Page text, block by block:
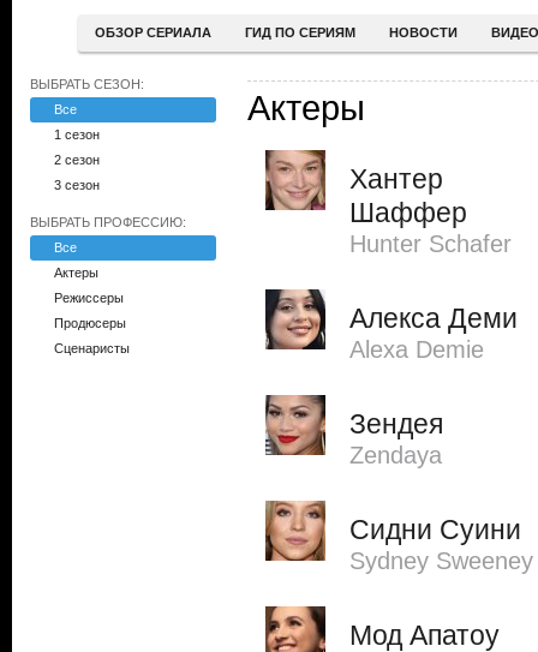
ОБЗОР СЕРИАЛА ГИД ПО СЕРИЯМ НОВОСТИ ВИДЕО
ВЫБРАТЬ СЕЗОН:
Все
1 сезон
2 сезон
3 сезон
ВЫБРАТЬ ПРОФЕССИЮ:
Все
Актеры
Режиссеры
Продюсеры
Сценаристы
Актеры
Хантер
Шаффер
Hunter Schafer
Алекса Деми
Alexa Demie
Зендея
Zendaya
Сидни Суини
Sydney Sweeney
Мод Апатоу